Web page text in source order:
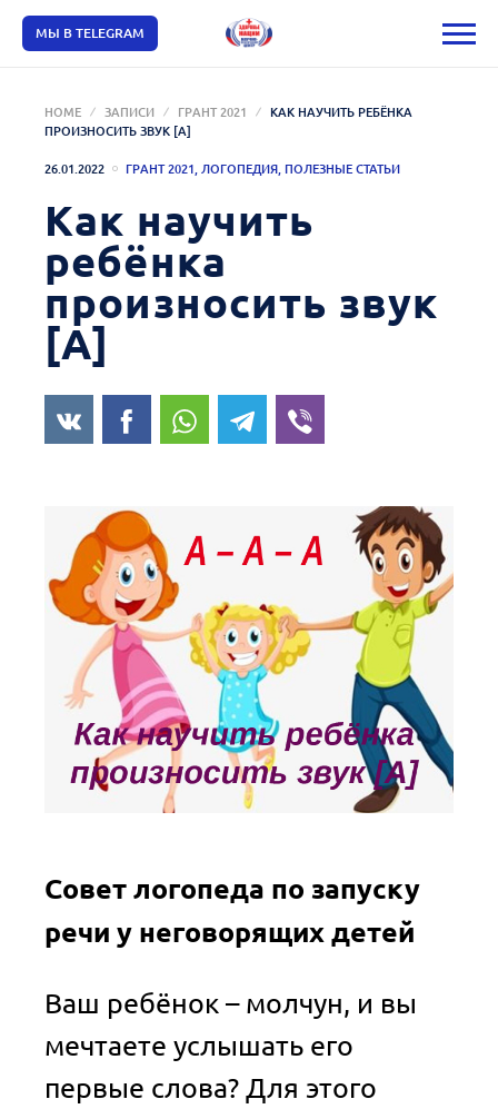
МЫ В TELEGRAM
HOME ЗАПИСИ ГРАНТ 2021
КАК НАУЧИТЬ РЕБЁНКА
ПРОИЗНОСИТЬ ЗВУК [А]
26.01.2022
ГРАНТ 2021,ЛОГОПЕДИЯ, ПОЛЕЗНЫЕ СТАТЬИ
Как научить
ребёнка
произносить звук
[А]
Совет логопеда по запуску
речи у неговорящих детей
Ваш ребёнок – молчун, и вы
мечтаете услышать его
первые слова? Для этого